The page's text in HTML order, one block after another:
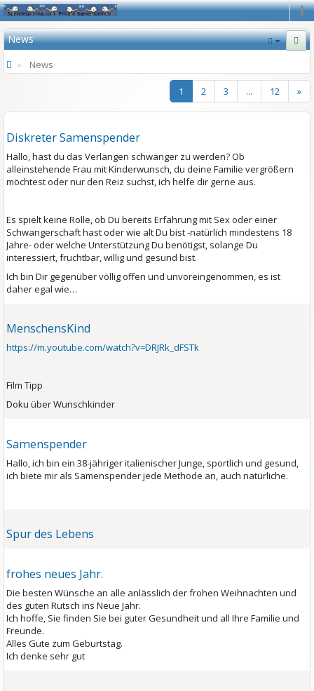
News
News
1 2 3 ... 12 »
Diskreter Samenspender
Hallo, hast du das Verlangen schwanger zu werden? Ob
alleinstehende Frau mit Kinderwunsch, du deine Familie vergrößern
möchtest oder nur den Reiz suchst, ich helfe dir gerne aus.
Es spielt keine Rolle, ob Du bereits Erfahrung mit Sex oder einer
Schwangerschaft hast oder wie alt Du bist -natürlich mindestens 18
Jahre- oder welche Unterstützung Du benötigst, solange Du
interessiert, fruchtbar, willig und gesund bist.
Ich bin Dir gegenüber völlig offen und unvoreingenommen, es ist
daher egal wie…
MenschensKind
https://m.youtube.com/watch?v=DRJRk_dFSTk
Film Tipp
Doku über Wunschkinder
Samenspender
Hallo, ich bin ein 38-jähriger italienischer Junge, sportlich und gesund,
ich biete mir als Samenspender jede Methode an, auch natürliche.
Spur des Lebens
frohes neues Jahr.
Die besten Wünsche an alle anlässlich der frohen Weihnachten und
des guten Rutsch ins Neue Jahr.
Ich hoffe, Sie finden Sie bei guter Gesundheit und all Ihre Familie und
Freunde.
Alles Gute zum Geburtstag.
Ich denke sehr gut